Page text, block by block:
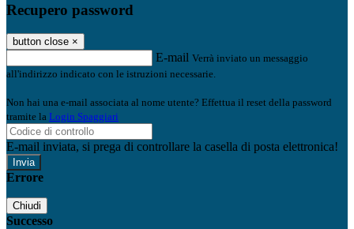
Recupero password
button close ×
E-mail Verrà inviato un messaggio
all'indirizzo indicato con le istruzioni necessarie.
Non hai una e-mail associata al nome utente? Effettua il reset della password
tramite la Login Spaggiari
E-mail inviata, si prega di controllare la casella di posta elettronica!
Errore
Chiudi
Successo